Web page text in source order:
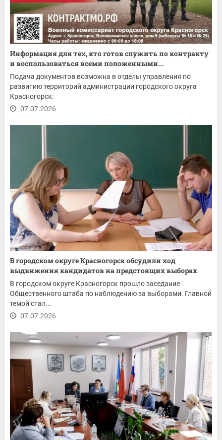
Информация для тех, кто готов служить по контракту
и воспользоваться всеми положенными...
Подача документов возможна в отделы управления по
развитию территорий администрации городского округа
Красногорск:
07.07.2026
В городском округе Красногорск обсудили ход
выдвижения кандидатов на предстоящих выборах
В городском округе Красногорск прошло заседание
Общественного штаба по наблюдению за выборами. Главной
темой стал...
07.07.2026